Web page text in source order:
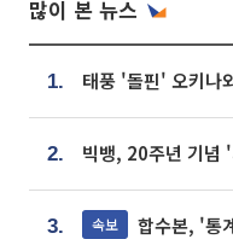
많이 본 뉴스
1.
2.
3. 속보 합수본, '통계 조